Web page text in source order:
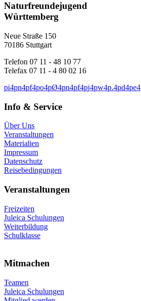
Naturfreundejugend
Württemberg
Neue Straße 150
70186 Stuttgart
Telefon 07 11 - 48 10 77
Telefax 07 11 - 4 80 02 16
pi4pn4pf4po4pØ4pn4pf4pj4pw4p.4pd4pe4
Info & Service
Über Uns
Veranstaltungen
Materialien
Impressum
Datenschutz
Reisebedingungen
Veranstaltungen
Freizeiten
Juleica Schulungen
Weiterbildung
Schulklasse
Mitmachen
Teamen
Juleica Schulungen